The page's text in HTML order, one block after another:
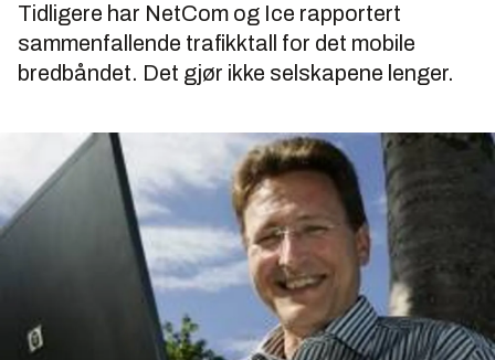
Tidligere har NetCom og Ice rapportert
sammenfallende trafikktall for det mobile
bredbåndet. Det gjør ikke selskapene lenger.